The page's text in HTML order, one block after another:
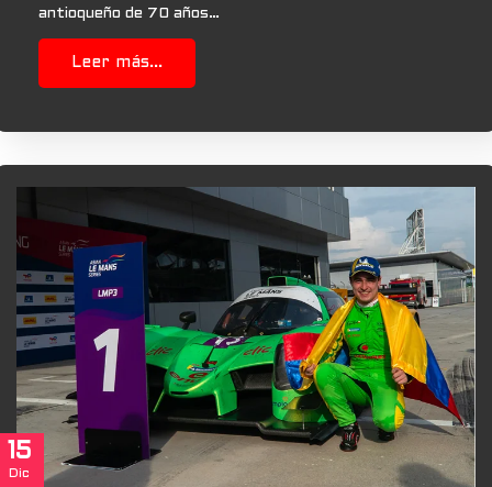
antioqueño de 70 años…
Leer más...
15
Dic